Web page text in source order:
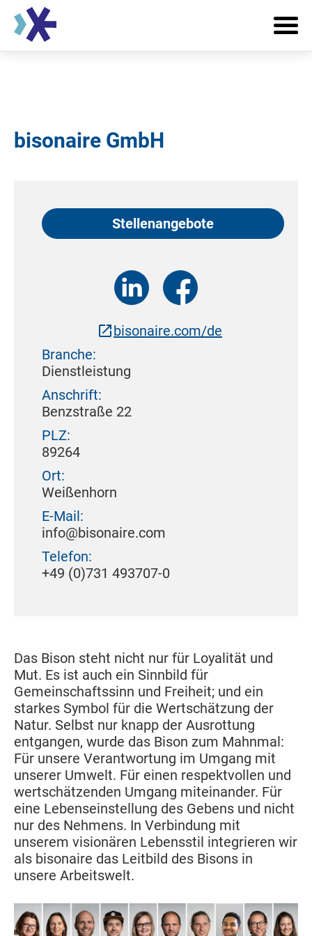
bisonaire GmbH
Das Bison steht nicht nur für Loyalität und
Mut. Es ist auch ein Sinnbild für
Gemeinschaftssinn und Freiheit; und ein
starkes Symbol für die Wertschätzung der
Natur. Selbst nur knapp der Ausrottung
entgangen, wurde das Bison zum Mahnmal:
Für unsere Verantwortung im Umgang mit
unserer Umwelt. Für einen respektvollen und
wertschätzenden Umgang miteinander. Für
eine Lebenseinstellung des Gebens und nicht
nur des Nehmens. In Verbindung mit
unserem visionären Lebensstil integrieren wir
als bisonaire das Leitbild des Bisons in
unsere Arbeitswelt.
Stellenangebote
bisonaire.com/de
Branche:
Dienstleistung
Anschrift:
Benzstraße 22
PLZ:
89264
Ort:
Weißenhorn
E-Mail:
info@bisonaire.com
Telefon:
+49 (0)731 493707-0